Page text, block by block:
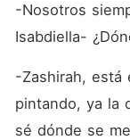
-Nosotros
Isabdiella-
-Zashirah, está
pintando, ya la
sé dónde se